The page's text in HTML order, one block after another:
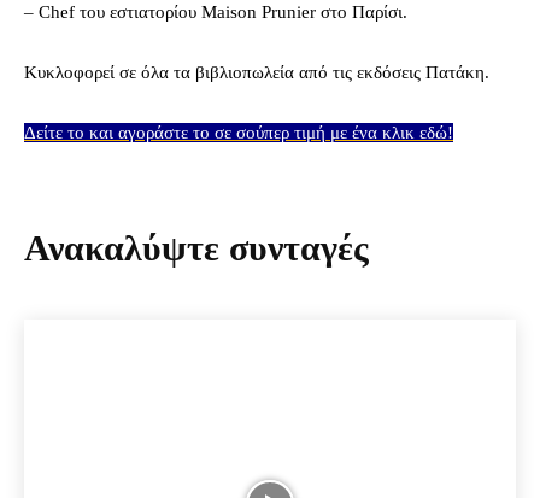
– Chef του εστιατορίου Maison Prunier στο Παρίσι.
Κυκλοφορεί σε όλα τα βιβλιοπωλεία από τις εκδόσεις Πατάκη.
Δείτε το και αγοράστε το σε σούπερ τιμή με ένα κλικ εδώ!
Ανακαλύψτε συνταγές